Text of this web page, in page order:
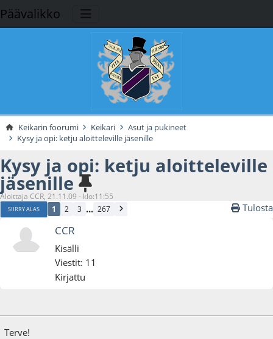
Päävalikko
Keikarin foorumi Keikari
Asut ja pukineet
Kysy ja opi: ketju aloitteleville jäsenille
Kysy ja opi: ketju aloitteleville
jäsenille
Aloittaja CCR, 21.11.09 - klo:11:55
SIIRRY ALAS 1 2 3 ... 267 Tulosta
CCR
Kisälli
Viestit: 11
Kirjattu
Terve!